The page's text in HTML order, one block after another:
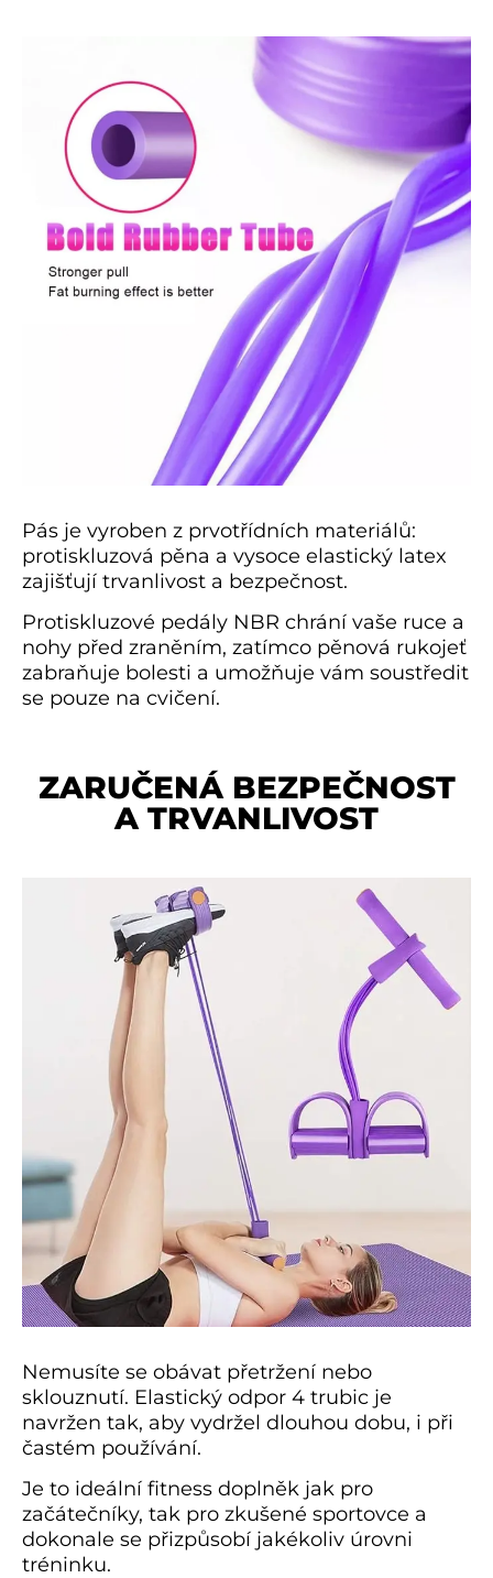
Pás je vyroben z prvotřídních materiálů:
protiskluzová pěna a vysoce elastický latex
zajišťují trvanlivost a bezpečnost.
Protiskluzové pedály NBR chrání vaše ruce a
nohy před zraněním, zatímco pěnová rukojeť
zabraňuje bolesti a umožňuje vám soustředit
se pouze na cvičení.
ZARUČENÁ BEZPEČNOST
A TRVANLIVOST
Nemusíte se obávat přetržení nebo
sklouznutí. Elastický odpor 4 trubic je
navržen tak, aby vydržel dlouhou dobu, i při
častém používání.
Je to ideální fitness doplněk jak pro
začátečníky, tak pro zkušené sportovce a
dokonale se přizpůsobí jakékoliv úrovni
tréninku.